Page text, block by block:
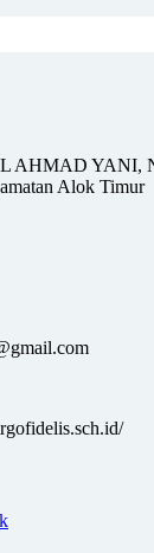
AHMAD YANI,
Alok Timur